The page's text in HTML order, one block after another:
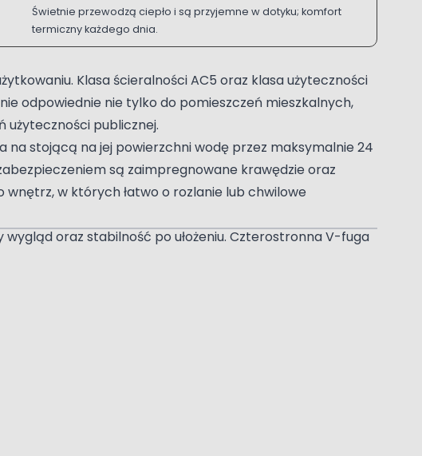
Świetnie przewodzą ciepło i są przyjemne w dotyku; komfort
termiczny każdego dnia.
Klasa ścieralności AC5 oraz klasa użyteczności
odpowiednie nie tylko do pomieszczeń mieszkalnych,
użyteczności publicznej.
na stojącą na jej powierzchni wodę przez maksymalnie 24
są zaimpregnowane krawędzie oraz
wnętrz, w których łatwo o rozlanie lub chwilowe
wygląd oraz stabilność po ułożeniu. Czterostronna V-fuga